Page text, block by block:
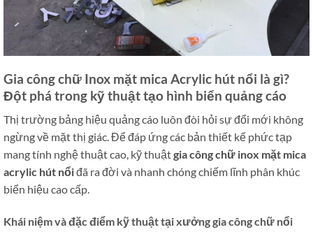
Gia công chữ Inox mặt mica Acrylic hút nổi là gì?
Đột phá trong kỹ thuật tạo hình biển quảng cáo
Thị trường bảng hiệu quảng cáo luôn đòi hỏi sự đổi mới không
ngừng về mặt thị giác. Để đáp ứng các bản thiết kế phức tạp
mang tính nghệ thuật cao, kỹ thuậtgia công chữ inox mặt mica
acrylic hút nổiđã ra đời và nhanh chóng chiếm lĩnh phân khúc
biển hiệu cao cấp.
Khái niệm và đặc điểm kỹ thuật tại xưởng gia công chữ nổi